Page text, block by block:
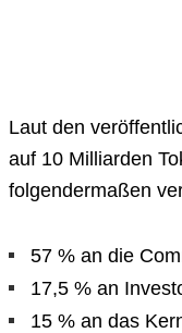
Laut den
auf 10 Milliarden
folgendermaßen
57 % an die
17,5 % an
15 % an das